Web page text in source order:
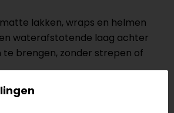
lakken, wraps en helmen
waterafstotende laag achter
te brengen, zonder strepen of
onderhoud van je motor